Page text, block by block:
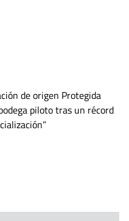
de origen Protegida
piloto tras un récord